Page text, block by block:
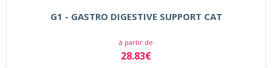
G1 - GASTRO DIGESTIVE SUPPORT CAT
à partir de
28.83€